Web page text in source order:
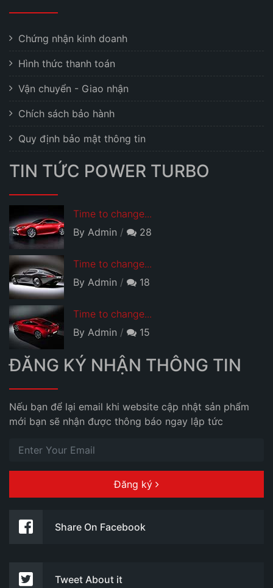
Chứng nhận kinh doanh
Hình thức thanh toán
Vận chuyển - Giao nhận
Chích sách bảo hành
Quy định bảo mật thông tin
TIN TỨC POWER TURBO
Time to change...
By Admin
28
Time to change...
By Admin
18
Time to change...
By Admin
15
ĐĂNG KÝ NHẬN THÔNG TIN
Nếu bạn để lại email khi website cập nhật sản phẩm
mới bạn sẽ nhận được thông báo ngay lập tức
Đăng ký
Share On Facebook
Tweet About it